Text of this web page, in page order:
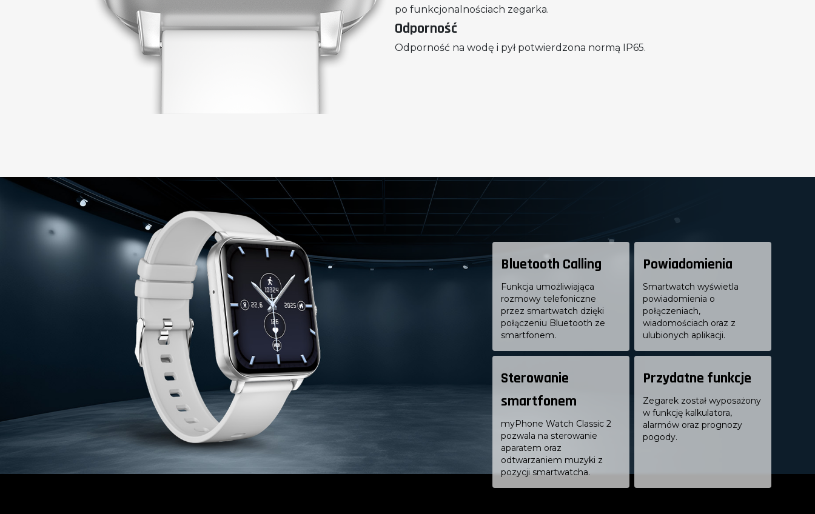
Umieszczona z boku koperty, zapewnia szybką i wygodną nawigację
po funkcjonalnościach zegarka.
Odporność
Bluetooth Calling
Funkcja umożliwiająca
rozmowy telefoniczne
przez smartwatch dzięki
połączeniu Bluetooth ze
Smartwatch wyświetla
powiadomienia o
połączeniach,
wiadomościach oraz z
Sterowanie
myPhone Watch Classic 2
pozwala na sterowanie
aparatem oraz
odtwarzaniem muzyki z
Przydatne funkcje
Zegarek został wyposażony
w funkcję kalkulatora,
alarmów oraz prognozy